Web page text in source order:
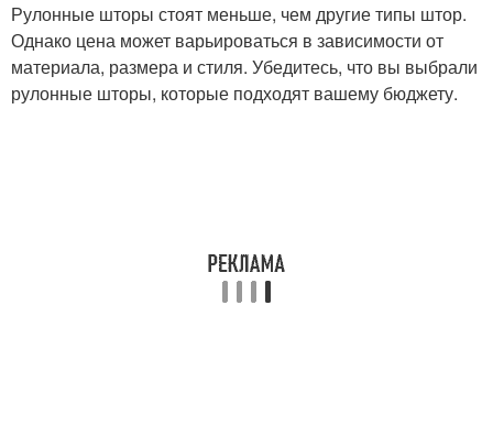
Рулонные шторы стоят меньше, чем другие типы штор.
Однако цена может варьироваться в зависимости от
материала, размера и стиля. Убедитесь, что вы выбрали
рулонные шторы, которые подходят вашему бюджету.